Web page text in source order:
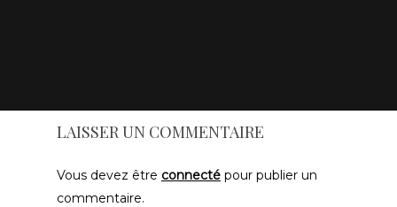
LAISSER UN COMMENTAIRE
Vous devez être connecté pour publier un
commentaire.